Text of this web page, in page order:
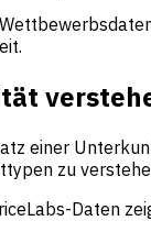
einer
zu
Daten